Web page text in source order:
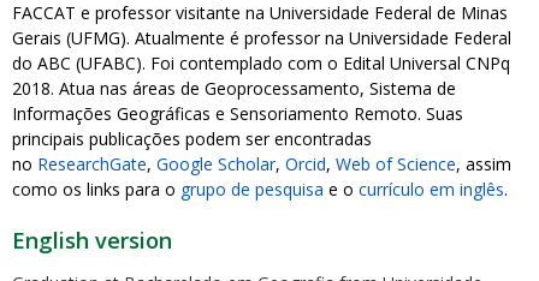
FACCAT e professor visitante na Universidade Federal de Minas
Gerais (UFMG). Atualmente é professor na Universidade Federal
do ABC (UFABC). Foi contemplado com o Edital Universal CNPq
2018. Atua nas áreas de Geoprocessamento, Sistema de
Informações Geográficas e Sensoriamento Remoto. Suas
principais publicações podem ser encontradas
no ResearchGate, Google Scholar, Orcid, Web of Science, assim
como os links para o grupo de pesquisa e o currículo em inglês.
English version